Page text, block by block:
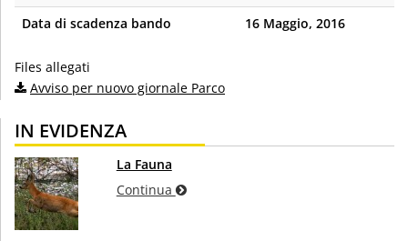
Data di scadenza bando
16 Maggio, 2016
Files allegati
Avviso per nuovo giornale Parco
IN EVIDENZA
La Fauna
Continua